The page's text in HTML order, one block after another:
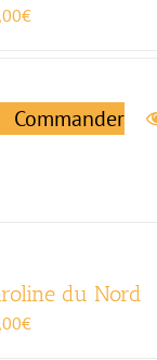
€
Commander
du Nord
€